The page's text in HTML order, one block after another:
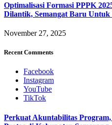
Optimalisasi Formasi PPPK
Dilantik, Semangat Baru Untuk
November 27, 2025
Recent Comments
Facebook
Instagram
YouTube
TikTok
Perkuat Akuntabilitas